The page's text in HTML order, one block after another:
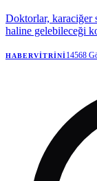
Doktorlar, karaciğer
haline gelebileceği
gelene kadar tespit
HABERVITRINI14568